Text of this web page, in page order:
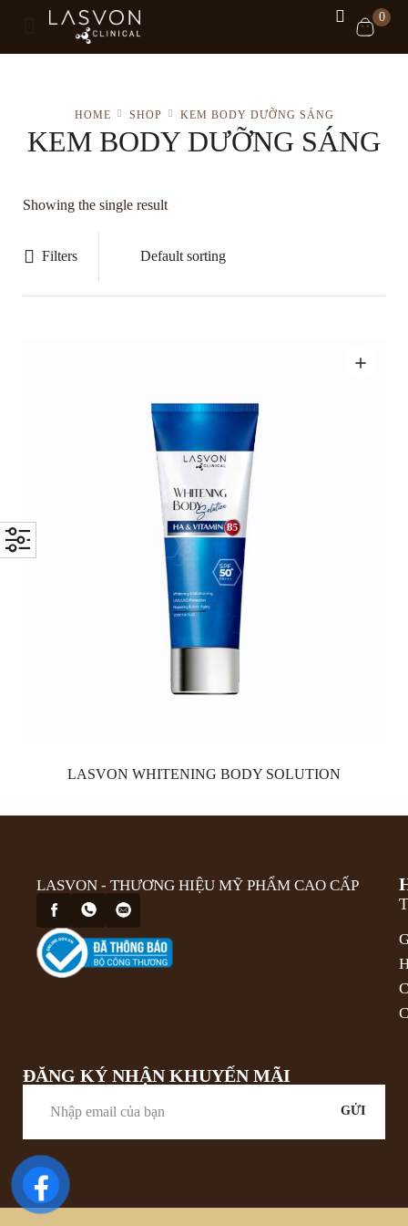
0
KEM BODY DƯỠNG SÁNG
HOME SHOP KEM BODY DƯỠNG SÁNG
Showing the single result
Filters
LASVON WHITENING BODY SOLUTION
LASVON - THƯƠNG HIỆU MỸ PHẨM CAO CẤP
ĐĂNG KÝ NHẬN KHUYẾN MÃI
GỬI